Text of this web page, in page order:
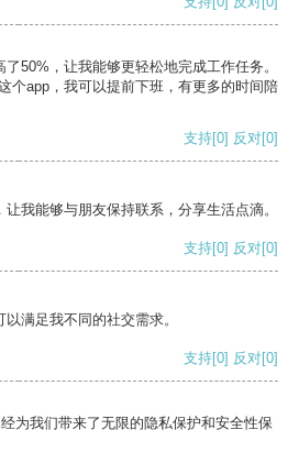
50%，让我能够更轻松地完成工作任务。
个app，我可以提前下班，有更多的时间陪
支持[0] 反对[0]
我能够与朋友保持联系，分享生活点滴。
支持[0] 反对[0]
满足我不同的社交需求。
支持[0] 反对[0]
为我们带来了无限的隐私保护和安全性保